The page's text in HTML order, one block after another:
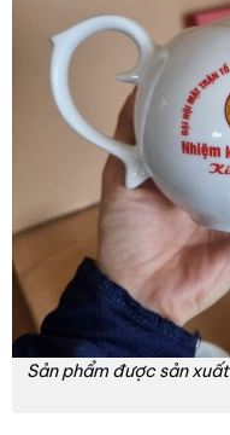
Sản phẩm được sản